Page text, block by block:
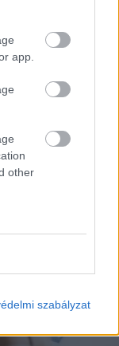
app.
other
szabályzat